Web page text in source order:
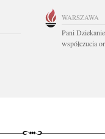
WARSZAWA
Pani
współczucia